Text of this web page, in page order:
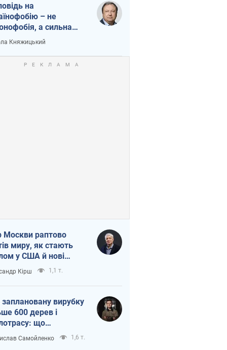
на
– не
а сильна
держава
Княжицький
Москви раптово
миру, як стають
у США й нові
топ-рейтинги
Кірш 1,1 т.
вирубку
600 дерев і
що
на Теремках
Самойленко 1,6 т.